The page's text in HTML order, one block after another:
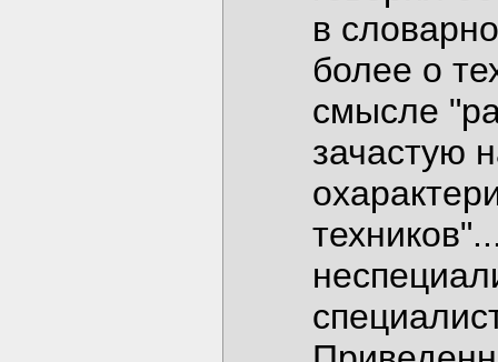
в
более о
смысле
зачастую